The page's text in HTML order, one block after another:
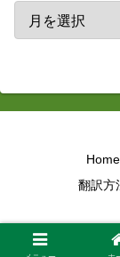
Home
翻訳方
Copyright